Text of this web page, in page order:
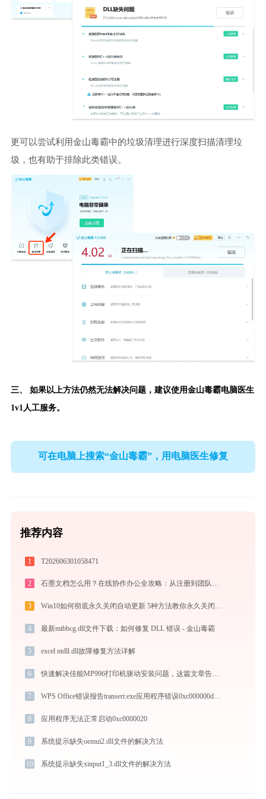
更可以尝试利用金山毒霸中的垃圾清理进行深度扫描清理垃
圾，也有助于排除此类错误。
三、 如果以上方法仍然无法解决问题，建议使用金山毒霸电脑医生
1v1人工服务。
可在电脑上搜索“金山毒霸”，用电脑医生修复
推荐内容
1 T202606301058471
2
3
4 最新mtbbcg.dll文件下载：如何修复 DLL 错误 - 金山毒霸
5 excel ntdll.dll故障修复方法详解
6 快速解决佳能MP996打印机驱动安装问题，这篇文章告诉你方法
7 WPS Office错误报告transerr.exe应用程序错误0xc000000d解决方法
8 应用程序无法正常启动0xc0000020
9 系统提示缺失oemui2.dll文件的解决方法
10 系统提示缺失xinput1_3.dll文件的解决方法